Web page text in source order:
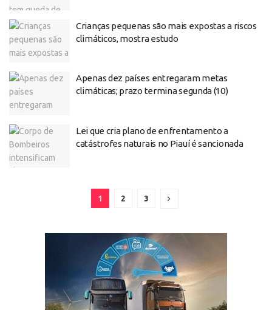
Crianças pequenas são mais expostas a riscos
climáticos, mostra estudo
Apenas dez países entregaram metas
climáticas; prazo termina segunda (10)
Lei que cria plano de enfrentamento a
catástrofes naturais no Piauí é sancionada
1 2 3